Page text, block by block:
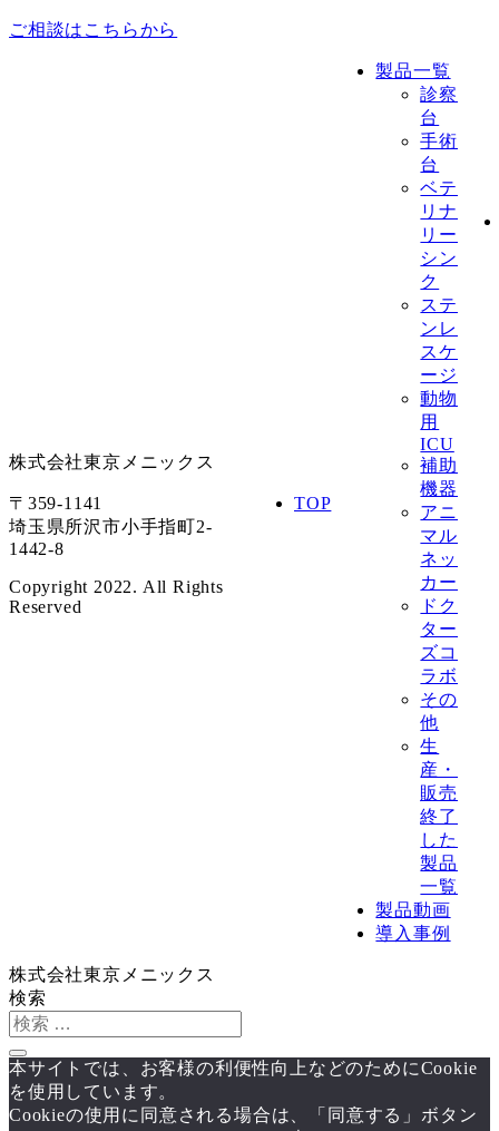
ご相談はこちらから
株式会社東京メニックス
〒359-1141
埼玉県所沢市小手指町2-
1442-8
Copyright 2022. All Rights
Reserved
TOP
製品一覧
診察
台
手術
台
ベテ
リナ
リー
シン
ク
ステ
ンレ
スケ
ージ
動物
用
ICU
補助
機器
アニ
マル
ネッ
カー
ドク
ター
ズコ
ラボ
その
他
生
産・
販売
終了
した
製品
一覧
製品動画
導入事例
株式会社東京メニックス
検索
本サイトでは、お客様の利便性向上などのためにCookie
を使用しています。
Cookieの使用に同意される場合は、「同意する」ボタン